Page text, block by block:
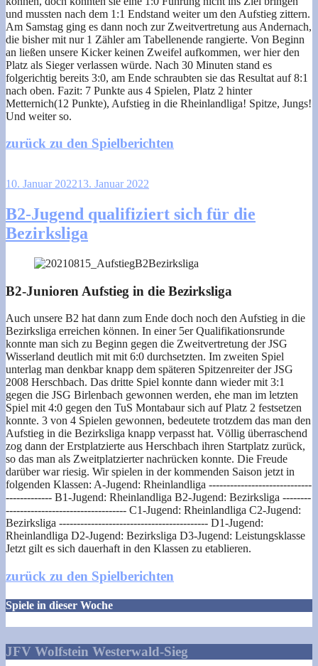
und mussten nach dem 1:1 Endstand weiter um den Aufstieg zittern.
Am Samstag ging es dann noch zur Zweitvertretung aus Andernach,
die bisher mit nur 1 Zähler am Tabellenende rangierte. Von Beginn
an ließen unsere Kicker keinen Zweifel aufkommen, wer hier den
Platz als Sieger verlassen würde. Nach 30 Minuten stand es
folgerichtig bereits 3:0, am Ende schraubten sie das Resultat auf 8:1
nach oben. Fazit: 7 Punkte aus 4 Spielen, Platz 2 hinter
Metternich(12 Punkte), Aufstieg in die Rheinlandliga! Spitze, Jungs!
Und weiter so.
zurück zu den Spielberichten
10. Januar 202213. Januar 2022
B2-Jugend qualifiziert sich für die
Bezirksliga
B2-Junioren Aufstieg in die Bezirksliga
Auch unsere B2 hat dann zum Ende doch noch den Aufstieg in die
Bezirksliga erreichen können. In einer 5er Qualifikationsrunde
konnte man sich zu Beginn gegen die Zweitvertretung der JSG
Wisserland deutlich mit mit 6:0 durchsetzten. Im zweiten Spiel
unterlag man denkbar knapp dem späteren Spitzenreiter der JSG
2008 Herschbach. Das dritte Spiel konnte dann wieder mit 3:1
gegen die JSG Birlenbach gewonnen werden, ehe man im letzten
Spiel mit 4:0 gegen den TuS Montabaur sich auf Platz 2 festsetzen
konnte. 3 von 4 Spielen gewonnen, bedeutete trotzdem das man den
Aufstieg in die Bezirksliga knapp verpasst hat. Völlig überraschend
zog dann der Erstplatzierte aus Herschbach ihren Startplatz zurück,
so das man als Zweitplatzierter nachrücken konnte. Die Freude
darüber war riesig. Wir spielen in der kommenden Saison jetzt in
folgenden Klassen: A-Jugend: Rheinlandliga -----------------------------
------------- B1-Jugend: Rheinlandliga B2-Jugend: Bezirksliga --------
---------------------------------- C1-Jugend: Rheinlandliga C2-Jugend:
Bezirksliga ------------------------------------------ D1-Jugend:
Rheinlandliga D2-Jugend: Bezirksliga D3-Jugend: Leistungsklasse
Jetzt gilt es sich dauerhaft in den Klassen zu etablieren.
zurück zu den Spielberichten
Spiele in dieser Woche
JFV Wolfstein Westerwald-Sieg